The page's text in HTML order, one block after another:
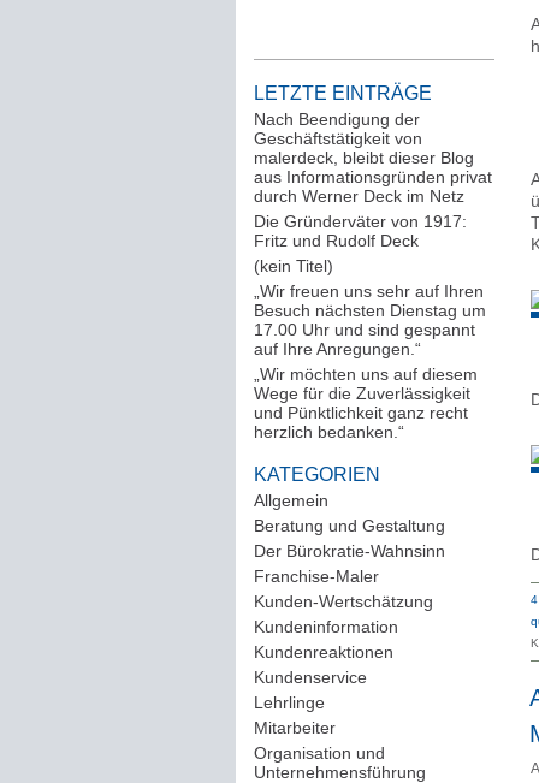
LETZTE EINTRÄGE
Nach Beendigung der
Geschäftstätigkeit von
malerdeck, bleibt dieser Blog
aus Informationsgründen privat
durch Werner Deck im Netz
Die Gründerväter von 1917:
Fritz und Rudolf Deck
(kein Titel)
„Wir freuen uns sehr auf Ihren
Besuch nächsten Dienstag um
17.00 Uhr und sind gespannt
auf Ihre Anregungen.“
„Wir möchten uns auf diesem
Wege für die Zuverlässigkeit
und Pünktlichkeit ganz recht
herzlich bedanken.“
KATEGORIEN
Allgemein
Beratung und Gestaltung
Der Bürokratie-Wahnsinn
Franchise-Maler(42)
Kunden-Wertschätzung
Kundeninformation
Kundenreaktionen
Kundenservice(178)
Lehrlinge(54)
Mitarbeiter(163)
Organisation und
Unternehmensführung